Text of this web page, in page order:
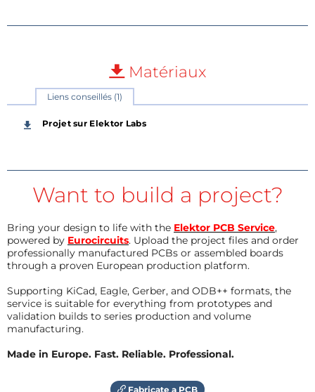
Matériaux
Liens conseillés (1)
Projet sur Elektor Labs
Want to build a project?
Bring your design to life with the Elektor PCB Service,
powered by Eurocircuits. Upload the project files and order
professionally manufactured PCBs or assembled boards
through a proven European production platform.
Supporting KiCad, Eagle, Gerber, and ODB++ formats, the
service is suitable for everything from prototypes and
validation builds to series production and volume
manufacturing.
Made in Europe. Fast. Reliable. Professional.
Fabricate a PCB